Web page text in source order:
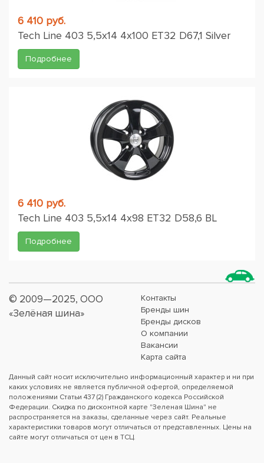
6 410 руб.
Tech Line 403 5,5x14 4x100 ET32 D67,1 Silver
Подробнее
6 410 руб.
Tech Line 403 5,5x14 4x98 ET32 D58,6 BL
Подробнее
© 2009—2025, ООО
«Зелёная шина»
Контакты
Бренды шин
Бренды дисков
О компании
Вакансии
Карта сайта
Данный сайт носит исключительно информационный характер и ни при
каких условиях не является публичной офертой, определяемой
положениями Статьи 437 (2) Гражданского кодекса Российской
Федерации. Скидка по дисконтной карте "Зеленая Шина" не
распространяется на заказы, сделанные через сайт. Реальные
характеристики товаров могут отличаться от представленных. Цены на
сайте могут отличаться от цен в ТСЦ.